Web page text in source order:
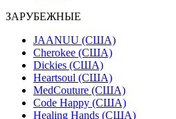
ЗАРУБЕЖНЫЕ
JAANUU (США)
Cherokee (США)
Dickies (США)
Heartsoul (США)
MedCouture (США)
Code Happy (США)
Healing Hands (США)